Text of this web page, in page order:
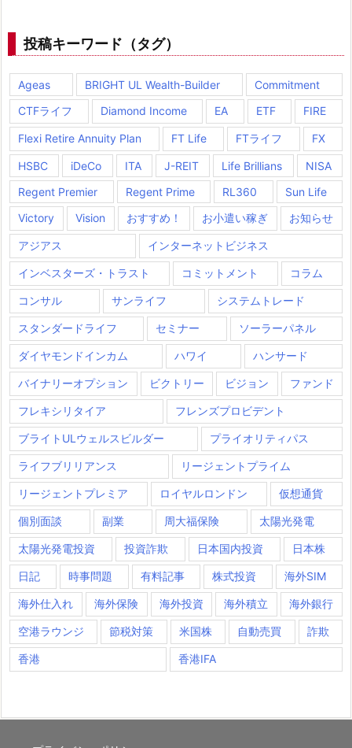
投稿キーワード（タグ）
Ageas BRIGHT UL Wealth-Builder
Commitment
CTFライフ
Diamond Income EA ETF FIRE
Flexi Retire Annuity Plan FT Life FTライフ FX
HSBC iDeCo ITA J-REIT Life Brillians
NISA
Regent Premier
Regent Prime RL360
Sun Life
Victory
Vision おすすめ！ お小遣い稼ぎ お知らせ
アジアス インターネットビジネス
インベスターズ・トラスト コミットメント コラム
コンサル サンライフ システムトレード
スタンダードライフ セミナー ソーラーパネル
ダイヤモンドインカム ハワイ ハンサード
バイナリーオプション ビクトリー ビジョン ファンド
フレキシリタイア フレンズプロビデント
ブライトULウェルスビルダー プライオリティパス
ライフブリリアンス リージェントプライム
リージェントプレミア ロイヤルロンドン 仮想通貨
個別面談 副業 周大福保険 太陽光発電
太陽光発電投資 投資詐欺 日本国内投資 日本株
日記 時事問題 有料記事 株式投資 海外SIM
海外仕入れ 海外保険 海外投資 海外積立 海外銀行
空港ラウンジ 節税対策 米国株 自動売買 詐欺
香港 香港IFA